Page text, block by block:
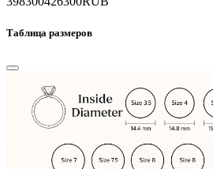
Таблица размеров